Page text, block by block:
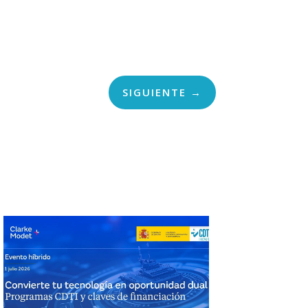
SIGUIENTE →